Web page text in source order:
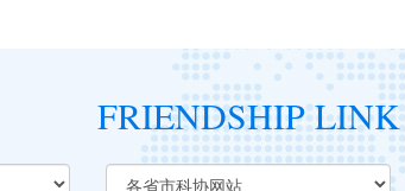
FRIENDSHIP LINK